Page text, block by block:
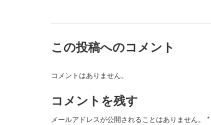
この投稿へのコメント
コメントはありません。
コメントを残す
メールアドレスが公開されることはありません。 *